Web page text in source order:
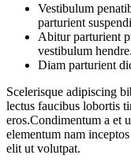
Vestibulum
parturient
Abitur parturient
vestibulum hendre.
Diam parturient
Scelerisque adipiscing
lectus faucibus lobortis
eros.Condimentum a et
elementum nam
elit ut volutpat.